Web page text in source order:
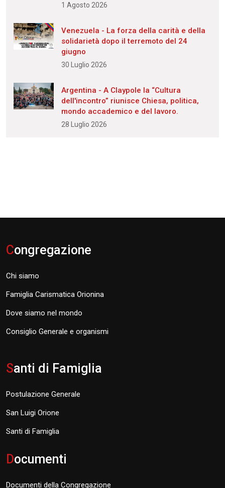
1 Agosto 2026
Venezuela - La forza della carità e della
solidarietà dopo il terremoto del 24
giugno
30 Luglio 2026
Argentina - A Claypole la “Cultura
dell'incontro” riunisce Chiesa, politica,
mondo accademico e del lavoro.
28 Luglio 2026
Congregazione
Chi siamo
Famiglia Carismatica Orionina
Dove siamo nel mondo
Consiglio Generale e organismi
Santi di Famiglia
Postulazione Generale
San Luigi Orione
Santi di Famiglia
Documenti
Documenti della Congregazione